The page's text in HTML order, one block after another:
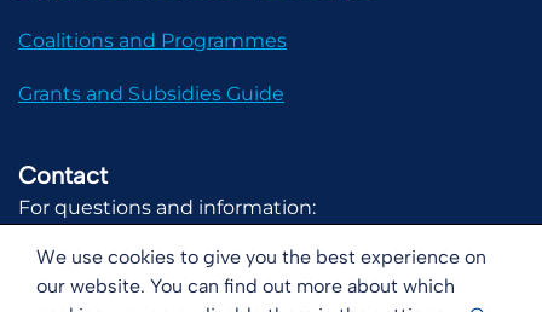
We use cookies to give you the best experience on
our website. You can find out more about which
Coalitions and Programmes
Grants and Subsidies Guide
Contact
For questions and information: